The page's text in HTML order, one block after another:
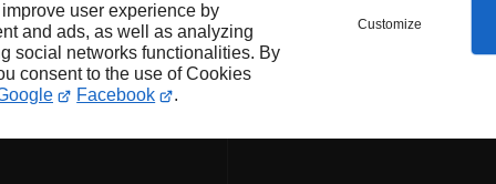
user experience by
and ads, as well as analyzing
social networks functionalities. By
consent to the use of Cookies
Facebook .
Customize
que les
dans le cadre